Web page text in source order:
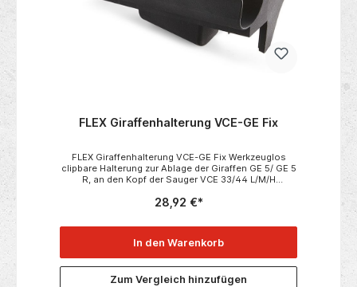
FLEX Giraffenhalterung VCE-GE Fix
FLEX Giraffenhalterung VCE-GE Fix Werkzeuglos
clipbare Halterung zur Ablage der Giraffen GE 5/ GE 5
R, an den Kopf der Sauger VCE 33/44 L/M/H
AC• VCE 44 L AC• VCE 33 M AC• VCE 44 M
AC• VCE 44 H AC Technische
Daten:• Verpackungseinheit 1
28,92 €*
In den Warenkorb
Zum Vergleich hinzufügen